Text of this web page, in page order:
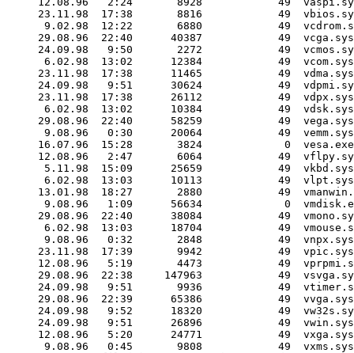
23.11.98  17:38       8816            49
9.02.98  12:22       6880            49
29.08.96  22:40      40387            49  vcga.sys
24.09.98   9:50       2272            49
6.02.98  13:02      12384            49  vcom.sys
23.11.98  17:38      11465            49  vdma.sys
24.09.98   9:51      30624            49
23.11.98  17:38      26112            49  vdpx.sys
6.02.98  13:02      10384            49  vdsk.sys
29.08.96  22:40      58259            49  vega.sys
9.08.96   0:30      20064            49  vemm.sys
16.07.96  15:28       3824             0  vesa.exe
12.08.96   2:47       6064            49
5.11.98  15:09      25659            49  vkbd.sys
6.02.98  13:03      10113            49  vlpt.sys
13.01.98  18:27       2880            49
9.08.96   1:09      56634             0
29.08.96  22:40      38084            49
6.02.98  13:03      18704            49
9.08.96   0:32       2848            49  vnpx.sys
23.11.98  17:39       9942            49  vpic.sys
12.08.96   5:19       4473            49
29.08.96  22:38     147963            49
24.09.98   9:51       9936            49
29.08.96  22:39      65386            49  vvga.sys
24.09.98   9:52      18320            49
24.09.98   9:51      26896            49  vwin.sys
12.08.96   5:20      24771            49  vxga.sys
9.08.96   0:45       9808            49  vxms.sys